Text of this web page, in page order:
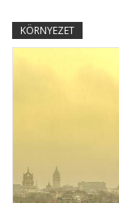
KÖRNYEZET